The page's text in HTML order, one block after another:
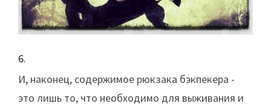
И, наконец, содержимое рюкзака бэкпекера -
это лишь то, что необходимо для выживания и